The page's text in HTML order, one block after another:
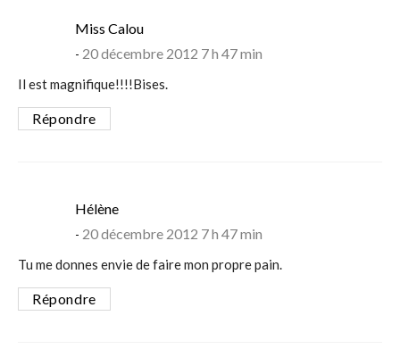
Miss Calousays:
20 décembre 2012 7 h 47 min
Il est magnifique!!!!Bises.
Répondre
Hélènesays:
20 décembre 2012 7 h 47 min
Tu me donnes envie de faire mon propre pain.
Répondre